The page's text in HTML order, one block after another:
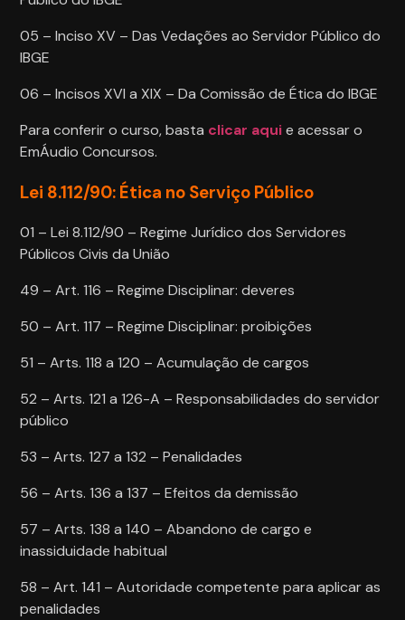
05 – Inciso XV – Das Vedações ao Servidor Público do
IBGE
06 – Incisos XVI a XIX – Da Comissão de Ética do IBGE
Para conferir o curso, basta clicar aquie acessar o
EmÁudio Concursos.
Lei 8.112/90: Ética no Serviço Público
01 – Lei 8.112/90 – Regime Jurídico dos Servidores
Públicos Civis da União
49 – Art. 116 – Regime Disciplinar: deveres
50 – Art. 117 – Regime Disciplinar: proibições
51 – Arts. 118 a 120 – Acumulação de cargos
52 – Arts. 121 a 126-A – Responsabilidades do servidor
público
53 – Arts. 127 a 132 – Penalidades
56 – Arts. 136 a 137 – Efeitos da demissão
57 – Arts. 138 a 140 – Abandono de cargo e
inassiduidade habitual
58 – Art. 141 – Autoridade competente para aplicar as
penalidades